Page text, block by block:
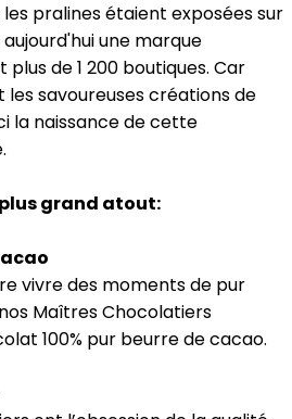
pralines étaient exposées sur
une marque
de 1 200 boutiques. Car
savoureuses créations de
la naissance de cette
grand atout:
vivre des moments de pur
Maîtres Chocolatiers
100% pur beurre de cacao.